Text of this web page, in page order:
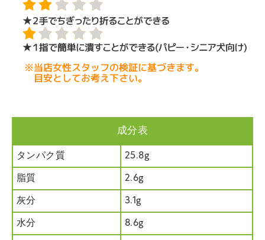
成分表
タンパク質 25.8g
脂質 2.6g
灰分 3.1g
水分 8.6g